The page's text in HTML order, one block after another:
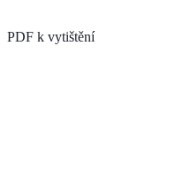
PDF k vytištění